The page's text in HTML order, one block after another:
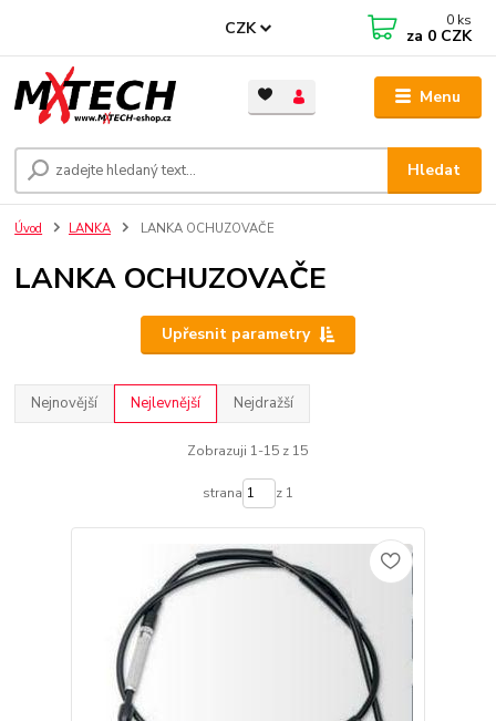
Menu
CZK
Hledat
0 ks
za 0 CZK
Úvod LANKA LANKA OCHUZOVAČE
LANKA OCHUZOVAČE
Upřesnit parametry
Nejnovější Nejlevnější Nejdražší
Zobrazuji 1-15 z 15
strana z 1